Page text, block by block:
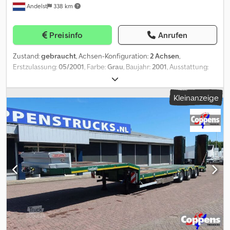
mm; Reifen Profil rechts außen: 6 mm Gewichte Leergewicht:
Emissionsklasse: Euro 0 Dodpfozmfatex Acnjkr Wartung APK
(Technische Hauptuntersuchung): geprüft bis 01.2027 Zustand
durchschnittlich Optischer Zustand: durchschnittlich Schäden:
keines = Firmeninformationen = Kleyn Trucks ist einer der
weltgrößten unabhängigen Handel mit gebrauchten Fahrzeugen.
Hier können Sie aus einer ständig wechselnden Bestand von
1200 gebrauchte LKW, Zugmaschinen, Anhänger wählen. Unser
Angebot umfasst alle europäischen Marken der Baujahre und
Preisklassen. Warum Sie bei Kleyn Trucks kaufen? Einfach! •
Großer, sich schnell ändernder • Erkennbare Qualität • Ein guter
Preis • Korrekte Kaufmannschaft • Wir sprechen viele Sprachen •
Wir verstehen unsere Kunden • Betreuung von Einfuhr und
Transport • (Ausfuhr-)Kennzeichen sind schnell geregelt •
Fachkundige technische Dienstleistungen • Die Sicherheit
„erkennbarer Qualität“ • Und mehr.... Besuchen Sie bitte unsere
Website für spezielle Angebote und vollständige Vorrat: Leasing
über Kleyn Trucks ist möglich in den meisten europäischen
Ländern! Berechnen Sie schnell Ihre leasingrate und senden Sie
Andelst 338 km
Preisinfo Anrufen
Zustand:gebraucht, Achsen-Konfiguration:2 Achsen,
Erstzulassung:05/2001, Farbe:Grau, Baujahr:2001, Ausstattung:
, = Weitere Optionen und Zubehör = - Luftfederung
Dodpfszpffbjx Acnokr = Weitere Informationen = Hinterachse 1:
Doppelbereift; Gelenkt Hinterachse 2: Doppelbereift; Gelenkt
Leergewicht: 7.660 kg Zuladung: 28.340 kg zGG: 36.000 kg Marke
des Aufbaus: NOOTEBOOM OVB-38-02V Technischer Zustand:
sehr gut Optischer Zustand: sehr gut Nooteboom OVB-38-02V -
Kranauflieger / Schwertransport *Baujahr*: 21.06.2001 *Zustand*:
In sehr gepflegtem Originalzustand *Technische Daten*: - *Typ*:
2-Achser, hydraulisch gelenkt mit Fernbedienung - *Achsen*:
BPW Leichtbauachsen - *Ausziehbar*: In der Mitte 400 cm -
*Ladefläche*: Mit Rungen + Hakenösen - *Bordwände*:
Aluminium-Bordwände - *Reifengröße*: 385/65R22.5 -
*Gewichte*: Gesamtgewicht 36.000 kg | Eigengewicht 7.660 kg |
Nutzlast 28.340 kg - *Abmessungen*: - Gesamtlänge Auflieger:
Kleinanzeige